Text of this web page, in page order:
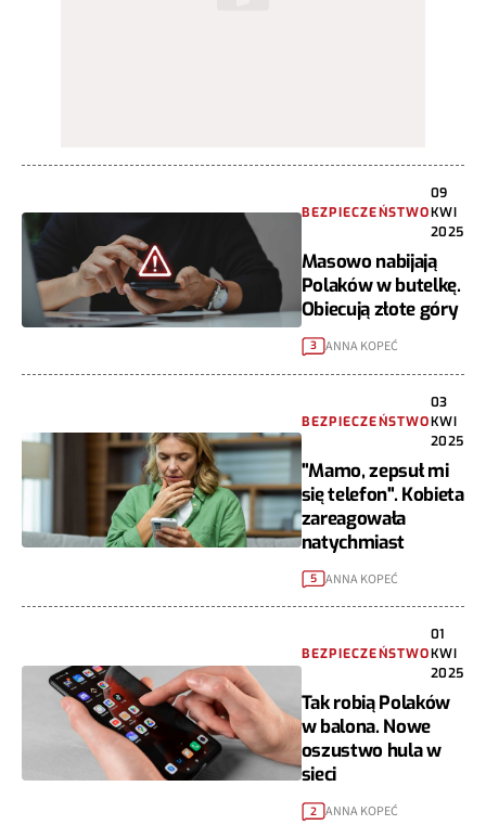
BEZPIECZEŃSTWO
09
KWI
2025
Masowo nabijają
Polaków w butelkę.
Obiecują złote góry
3 ANNA KOPEĆ
BEZPIECZEŃSTWO
03
KWI
2025
"Mamo, zepsuł mi
się telefon". Kobieta
zareagowała
natychmiast
5 ANNA KOPEĆ
BEZPIECZEŃSTWO
01
KWI
2025
Tak robią Polaków
w balona. Nowe
oszustwo hula w
sieci
2 ANNA KOPEĆ